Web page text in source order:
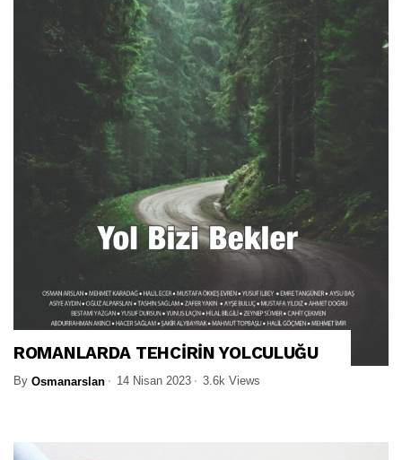
ROMANLARDA TEHCİRİN YOLCULUĞU
By Osmanarslan 14 Nisan 2023 3.6k Views